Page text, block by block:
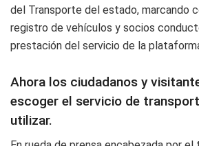
del Transporte del estado, marcando
registro de vehículos y socios
prestación del servicio de la
Ahora los ciudadanos y
escoger el servicio de
utilizar.